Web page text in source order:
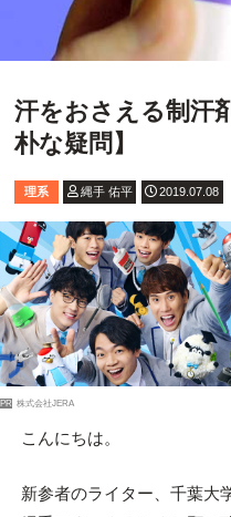
汗をおさえる制汗
朴な疑問】
理系 縄手 佑平 2019.07.08
PR 株式会社JERA
こんにちは。
新参者のライター、千葉大